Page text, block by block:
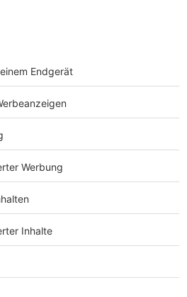
ist Endodontologe. Der
und geht in Deckung,
Bei einem Kampfbiss bleibt der
gibt es viele Rabatte
Werbung in diesem
von der Decke, die Jagd auf die
betütatat… Liebe Grüße nach
Nürnberger Land, Schneeberg im
Hier gibt es viele Rabatte
https://linktr.ee/notaufnahme Ihr
eine E-Mail an: